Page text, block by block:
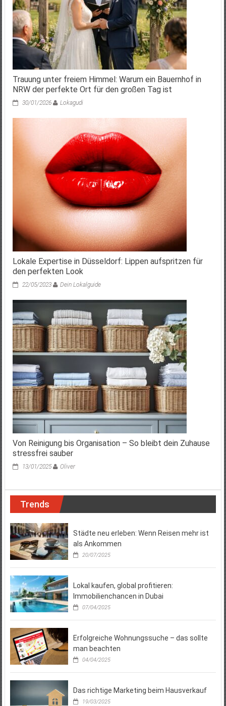
Trauung unter freiem Himmel: Warum ein Bauernhof in
NRW der perfekte Ort für den großen Tag ist
30/01/2026 Lokagudi
Lokale Expertise in Düsseldorf: Lippen aufspritzen für
den perfekten Look
22/05/2023 Dein Lokalguide
Von Reinigung bis Organisation – So bleibt dein Zuhause
stressfrei sauber
13/01/2025 Oliver
Trends
Städte neu erleben: Wenn Reisen mehr ist
als Ankommen
20/07/2025
Lokal kaufen, global profitieren:
Immobilienchancen in Dubai
07/04/2025
Erfolgreiche Wohnungssuche – das sollte
man beachten
04/04/2025
Das richtige Marketing beim Hausverkauf
19/03/2025